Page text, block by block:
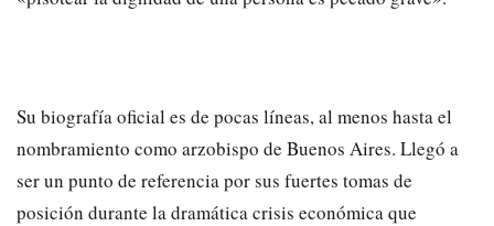
Su biografía oficial es de pocas líneas, al menos hasta el
nombramiento como arzobispo de Buenos Aires. Llegó a
ser un punto de referencia por sus fuertes tomas de
posición durante la dramática crisis económica que